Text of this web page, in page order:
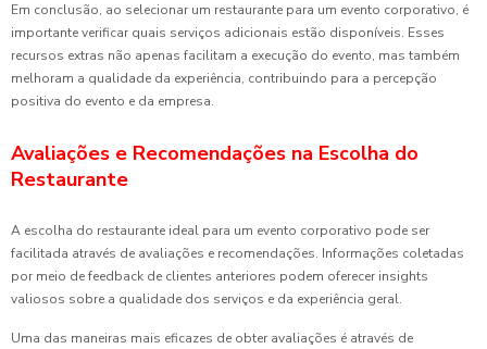
Em conclusão, ao selecionar um restaurante para um evento corporativo, é
importante verificar quais serviços adicionais estão disponíveis. Esses
recursos extras não apenas facilitam a execução do evento, mas também
melhoram a qualidade da experiência, contribuindo para a percepção
positiva do evento e da empresa.
Avaliações e Recomendações na Escolha do
Restaurante
A escolha do restaurante ideal para um evento corporativo pode ser
facilitada através de avaliações e recomendações. Informações coletadas
por meio de feedback de clientes anteriores podem oferecer insights
valiosos sobre a qualidade dos serviços e da experiência geral.
Uma das maneiras mais eficazes de obter avaliações é através de